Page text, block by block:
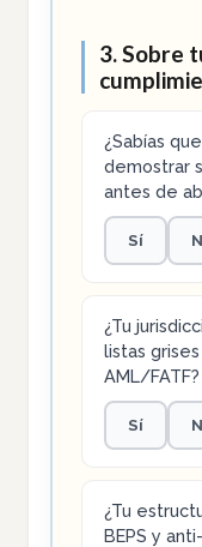
3. Sobre
¿Sabías
demostrar
antes de
Sí
¿Tu
listas
AML/FATF?
Sí
¿Tu
BEPS y